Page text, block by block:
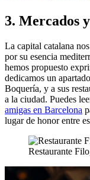
3. Mercados
La capital catalana
por su esencia
hemos propuesto
dedicamos un
Boquería, y a sus
a la ciudad. Puedes
amigas en Barcelona
lugar de honor entre
Restaurante